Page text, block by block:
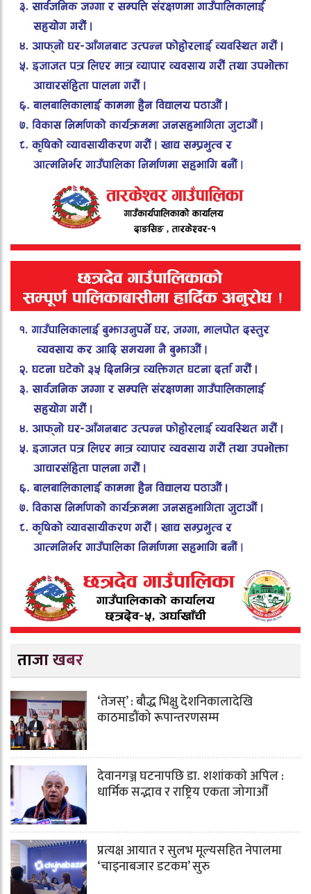
ताजा खबर
‘तेजस्’ : बौद्ध भिक्षु देशनिकालादेखि
काठमाडौंको रूपान्तरणसम्म
देवानगञ्ज घटनापछि डा. शशांककाे अपिल :
धार्मिक सद्भाव र राष्ट्रिय एकता जोगाऔँ
प्रत्यक्ष आयात र सुलभ मूल्यसहित नेपालमा
‘चाइनाबजार डटकम’ सुरु